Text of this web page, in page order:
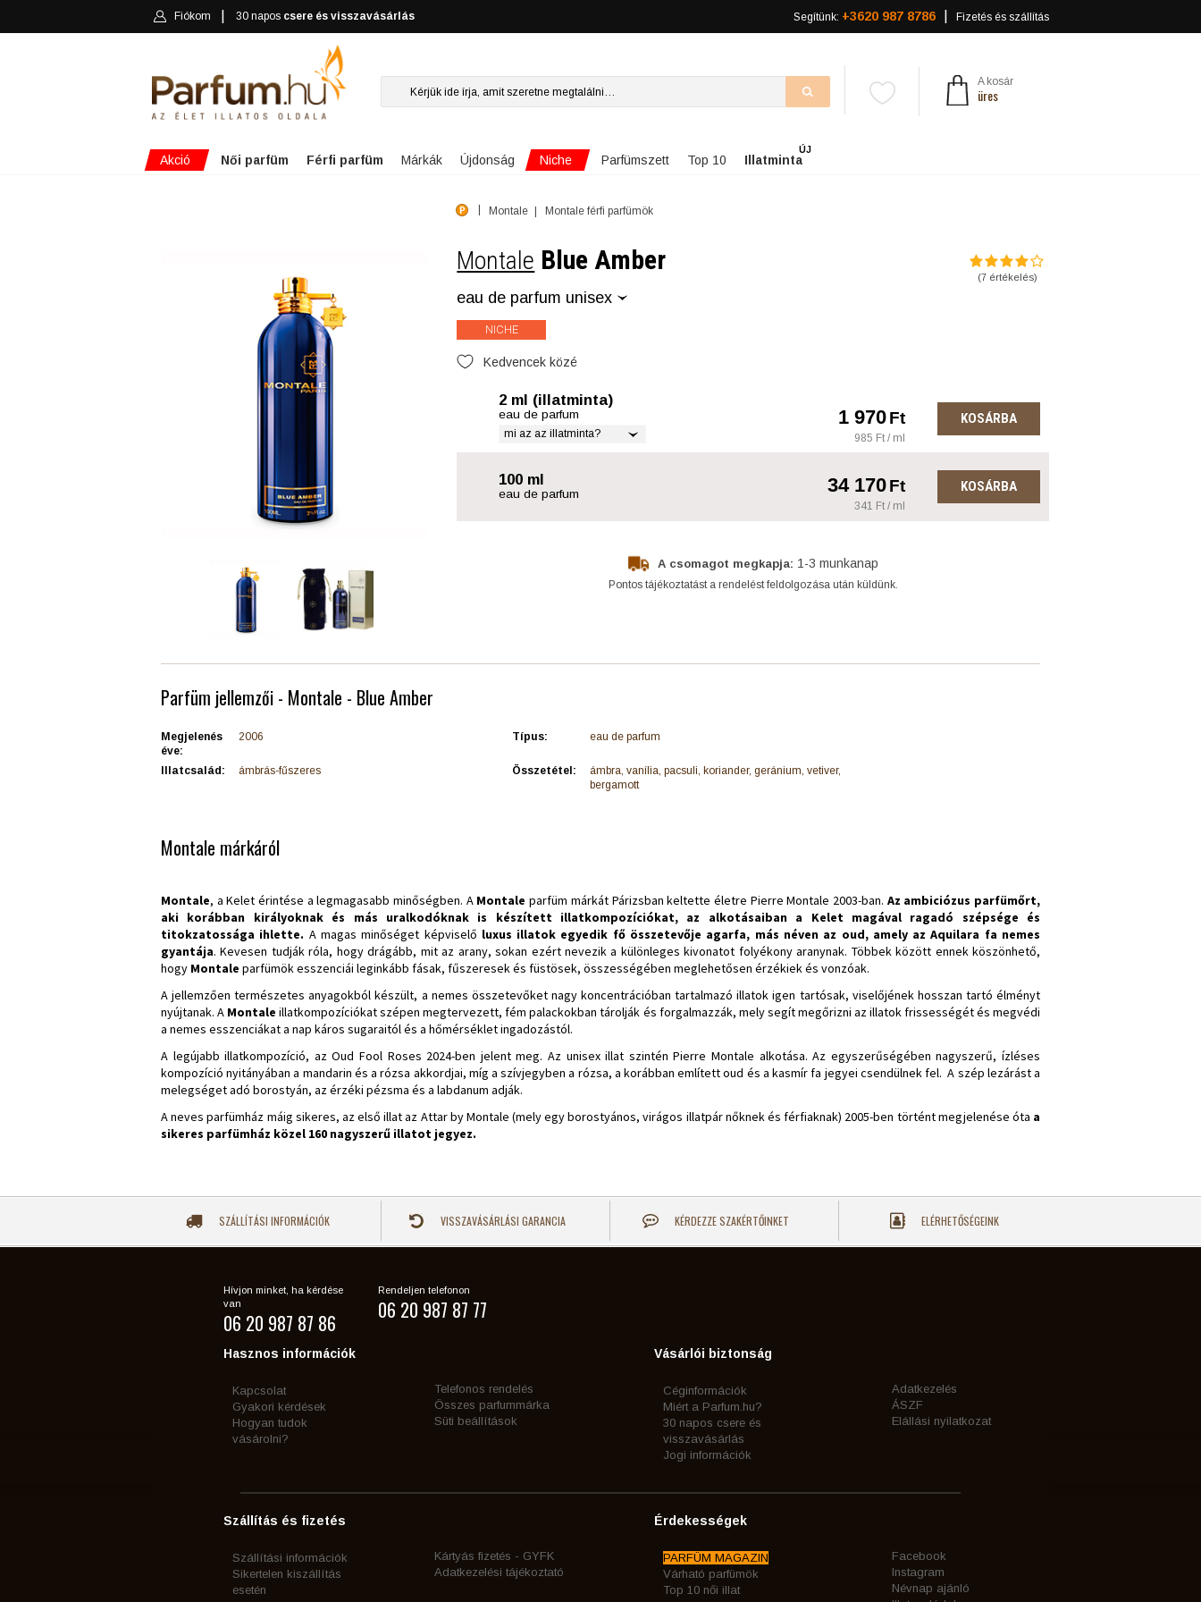
Fiókom 30 napos csere és visszavásárlás Segítünk: +3620 987 8786 Fizetés és szállítás
A kosár
üres
Akció Női parfüm Férfi parfüm Márkák Újdonság Niche Parfümszett Top 10 Illatminta
ÚJ
Montale Montale férfi parfümök
Montale Blue Amber
eau de parfum unisex
NICHE
Kedvencek közé
(7értékelés)
2 ml (illatminta)
eau de parfum
mi az az illatminta?
1 970Ft
985 Ft / ml
KOSÁRBA
100 ml
eau de parfum 34 170Ft
341 Ft / ml
KOSÁRBA
A csomagot megkapja: 1-3 munkanap
Pontos tájékoztatást a rendelést feldolgozása után küldünk.
Parfüm jellemzői - Montale - Blue Amber
Megjelenés
éve:
2006 Típus: eau de parfum
Illatcsalád: ámbrás-fűszeres Összetétel:
ámbra, vanília, pacsuli, koriander, geránium, vetiver,
bergamott
Montale márkáról
Montale, a Kelet érintése a legmagasabb minőségben. A Montaleparfüm márkát Párizsban keltette életre Pierre Montale 2003-ban. Az ambiciózus parfümőrt,
aki korábban királyoknak és más uralkodóknak is készített illatkompozíciókat, az alkotásaiban a Kelet magával ragadó szépsége és
titokzatossága ihlette. A magas minőséget képviselő luxus illatok egyedik fő összetevője agarfa, más néven az oud, amely az Aquilara fa nemes
gyantája. Kevesen tudják róla, hogy drágább, mit az arany, sokan ezért nevezik a különleges kivonatot folyékony aranynak. Többek között ennek köszönhető,
hogy Montale parfümök esszenciái leginkább fásak, fűszeresek és füstösek, összességében meglehetősen érzékiek és vonzóak.
A jellemzően természetes anyagokból készült, a nemes összetevőket nagy koncentrációban tartalmazó illatok igen tartósak, viselőjének hosszan tartó élményt
nyújtanak. A Montale illatkompozíciókat szépen megtervezett, fém palackokban tárolják és forgalmazzák, mely segít megőrizni az illatok frissességét és megvédi
a nemes esszenciákat a nap káros sugaraitól és a hőmérséklet ingadozástól.
A legújabb illatkompozíció, az Oud Fool Roses 2024-ben jelent meg. Az unisex illat szintén Pierre Montale alkotása. Az egyszerűségében nagyszerű, ízléses
kompozíció nyitányában a mandarin és a rózsa akkordjai, míg a szívjegyben a rózsa, a korábban említett oud és a kasmír fa jegyei csendülnek fel. A szép lezárást a
melegséget adó borostyán, az érzéki pézsma és a labdanum adják.
A neves parfümház máig sikeres, az első illat az Attar by Montale (mely egy borostyános, virágos illatpár nőknek és férfiaknak) 2005-ben történt megjelenése óta a
sikeres parfümház közel 160 nagyszerű illatot jegyez.
SZÁLLÍTÁSI INFORMÁCIÓK VISSZAVÁSÁRLÁSI GARANCIA KÉRDEZZE SZAKÉRTŐINKET ELÉRHETŐSÉGEINK
Hívjon minket, ha kérdése
van
06 20 987 87 86
Rendeljen telefonon
06 20 987 87 77
Hasznos információk
Kapcsolat
Gyakori kérdések
Hogyan tudok
vásárolni?
Telefonos rendelés
Összes parfummárka
Süti beállítások
Vásárlói biztonság
Céginformációk
Miért a Parfum.hu?
30 napos csere és
visszavásárlás
Jogi információk
Adatkezelés
ÁSZF
Elállási nyilatkozat
Szállítás és fizetés
Szállítási információk
Sikertelen kiszállítás
esetén
Kártyás fizetés - GYFK
Adatkezelési tájékoztató
Érdekességek
PARFÜM MAGAZIN
Várható parfümök
Top 10 női illat
Facebook
Instagram
Névnap ajánló